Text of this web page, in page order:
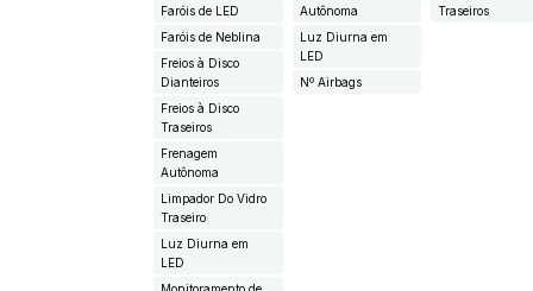
Faróis de LED
Faróis de Neblina
Freios à Disco
Dianteiros
Freios à Disco
Traseiros
Frenagem
Autônoma
Limpador Do Vidro
Traseiro
Luz Diurna em
LED
Autônoma
Luz Diurna em
LED
Nº Airbags
Traseiros